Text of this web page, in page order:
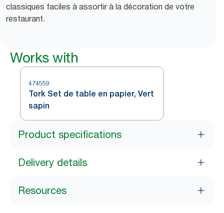
classiques faciles à assortir à la décoration de votre
restaurant.
Works with
474559
Tork Set de table en papier, Vert
sapin
Product specifications
Delivery details
Resources